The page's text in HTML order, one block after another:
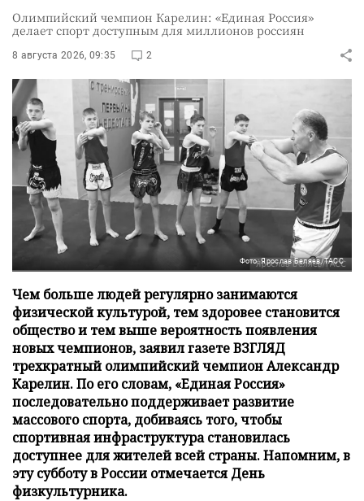
Олимпийский чемпион Карелин: «Единая Россия»
делает спорт доступным для миллионов россиян
8 августа 2026, 09:35 2
Фото: Ярослав Беляев/ТАСС
Чем больше людей регулярно занимаются
физической культурой, тем здоровее становится
общество и тем выше вероятность появления
новых чемпионов, заявил газете ВЗГЛЯД
трехкратный олимпийский чемпион Александр
Карелин. По его словам, «Единая Россия»
последовательно поддерживает развитие
массового спорта, добиваясь того, чтобы
спортивная инфраструктура становилась
доступнее для жителей всей страны. Напомним, в
эту субботу в России отмечается День
физкультурника.